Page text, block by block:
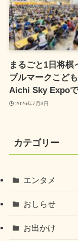
まるごと1日将
ブルマークこど
Aichi Sky Expo
2026年7月3日
カテゴリー
エンタメ
おしらせ
お出かけ